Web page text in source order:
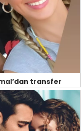
transfer